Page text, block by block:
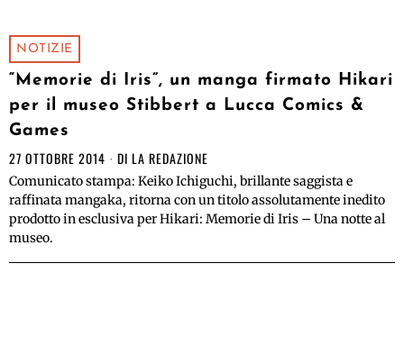
NOTIZIE
“Memorie di Iris”, un manga firmato Hikari
per il museo Stibbert a Lucca Comics &
Games
27 OTTOBRE 2014 DI LA REDAZIONE
Comunicato stampa: Keiko Ichiguchi, brillante saggista e
raffinata mangaka, ritorna con un titolo assolutamente inedito
prodotto in esclusiva per Hikari: Memorie di Iris – Una notte al
museo.